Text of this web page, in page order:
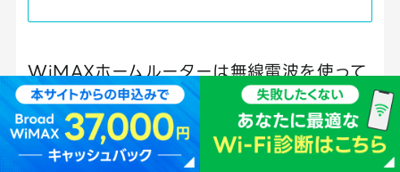
WiMAXホームルーターは無線電波を使って
通信するため、光ファイバーを自宅に引き込
む光回線と比べると、速度や安定性で差が
出ることがあります。